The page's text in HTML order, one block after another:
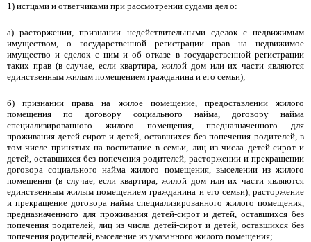
1) истцами и ответчиками при рассмотрении судами дел о:
а) расторжении, признании недействительными сделок с недвижимым
имуществом, о государственной регистрации прав на недвижимое
имущество и сделок с ним и об отказе в государственной регистрации
таких прав (в случае, если квартира, жилой дом или их части являются
единственным жилым помещением гражданина и его семьи);
б) признании права на жилое помещение, предоставлении жилого
помещения по договору социального найма, договору найма
специализированного жилого помещения, предназначенного для
проживания детей-сирот и детей, оставшихся без попечения родителей, в
том числе принятых на воспитание в семьи, лиц из числа детей-сирот и
детей, оставшихся без попечения родителей, расторжении и прекращении
договора социального найма жилого помещения, выселении из жилого
помещения (в случае, если квартира, жилой дом или их части являются
единственным жилым помещением гражданина и его семьи), расторжение
и прекращение договора найма специализированного жилого помещения,
предназначенного для проживания детей-сирот и детей, оставшихся без
попечения родителей, лиц из числа детей-сирот и детей, оставшихся без
попечения родителей, выселение из указанного жилого помещения;